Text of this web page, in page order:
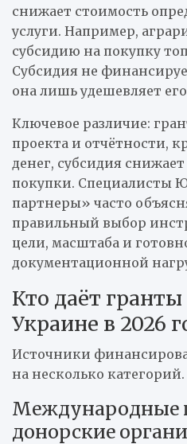
снижает стоимость
услуги. Например,
субсидию на покупку
Субсидия не
она лишь удешевляет
Ключевое различие:
проекта и отчётности,
денег, субсидия
покупки. Специалисты
партнеры» часто
правильный выбор
цели, масштаба и
документационной
Кто даёт гранты
Украине в 2026
Источники
на несколько категорий.
Международные
донорские